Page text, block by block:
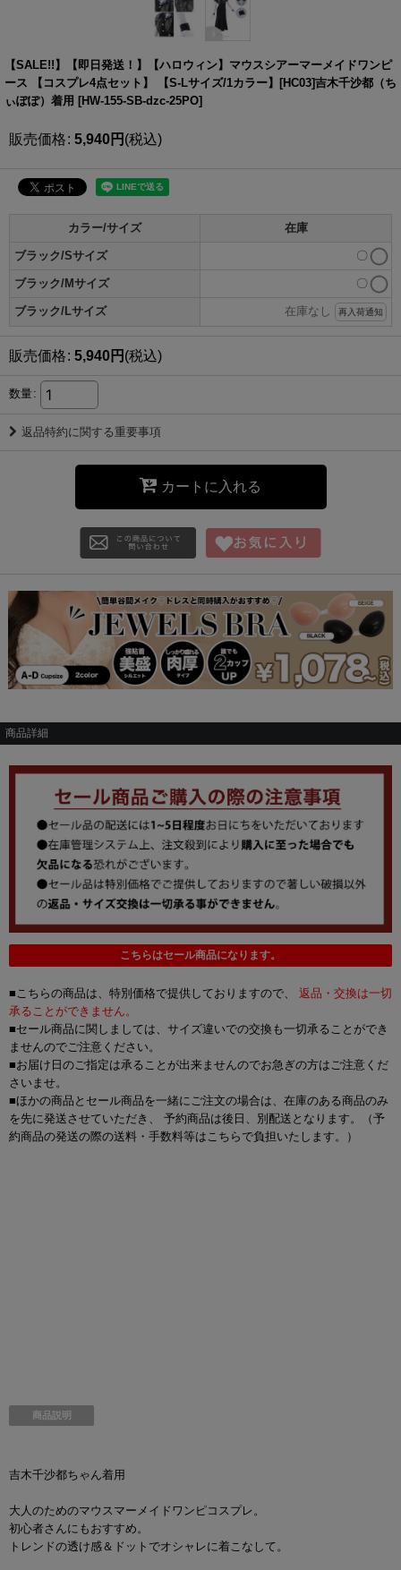
【SALE!!】【即日発送！】【ハロウィン】マウスシアーマーメイドワンピ
ース 【コスプレ4点セット】 【S-Lサイズ/1カラー】[HC03]吉木千沙都（ち
ぃぽぽ）着用 [HW-155-SB-dzc-25PO]
販売価格: 5,940円 (税込)
カラー/サイズ 在庫
ブラック/Sサイズ 〇
ブラック/Mサイズ 〇
ブラック/Lサイズ 在庫なし 再入荷通知
販売価格: 5,940円 (税込)
数量:
返品特約に関する重要事項
カートに入れる
商品詳細
こちらはセール商品になります。
■こちらの商品は、特別価格で提供しておりますので、 返品・交換は一切
承ることができません。
■セール商品に関しましては、サイズ違いでの交換も一切承ることができ
ませんのでご注意ください。
■お届け日のご指定は承ることが出来ませんのでお急ぎの方はご注意くだ
さいませ。
■ほかの商品とセール商品を一緒にご注文の場合は、在庫のある商品のみ
を先に発送させていただき、 予約商品は後日、別配送となります。（予
約商品の発送の際の送料・手数料等はこちらで負担いたします。）
商品説明
吉木千沙都ちゃん着用
大人のためのマウスマーメイドワンピコスプレ。
初心者さんにもおすすめ。
トレンドの透け感＆ドットでオシャレに着こなして。